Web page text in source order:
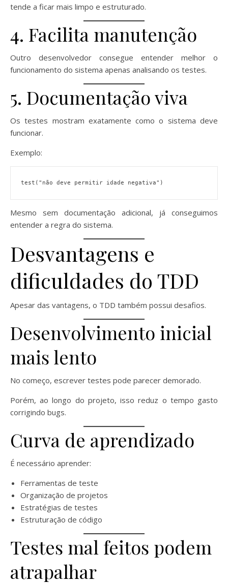
tende a ficar mais limpo e estruturado.
4. Facilita manutenção
Outro desenvolvedor consegue entender melhor o
funcionamento do sistema apenas analisando os testes.
5. Documentação viva
Os testes mostram exatamente como o sistema deve
funcionar.
Exemplo:
test("não deve permitir idade negativa")
Mesmo sem documentação adicional, já conseguimos
entender a regra do sistema.
Desvantagens e
dificuldades do TDD
Apesar das vantagens, o TDD também possui desafios.
Desenvolvimento inicial
mais lento
No começo, escrever testes pode parecer demorado.
Porém, ao longo do projeto, isso reduz o tempo gasto
corrigindo bugs.
Curva de aprendizado
É necessário aprender:
Ferramentas de teste
Organização de projetos
Estratégias de testes
Estruturação de código
Testes mal feitos podem
atrapalhar